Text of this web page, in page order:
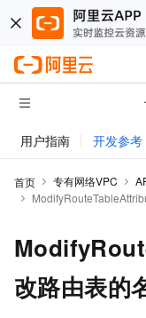
用户指南 开发参考
首页 专有网络VPC
改路由表的